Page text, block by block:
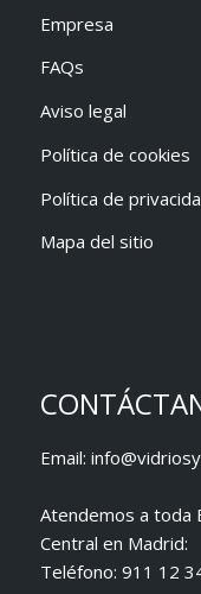
Empresa
FAQs
Aviso legal
Política de cookies
Política de
Mapa del sitio
Email:
Atendemos a toda
Central en Madrid:
Teléfono: 911 12